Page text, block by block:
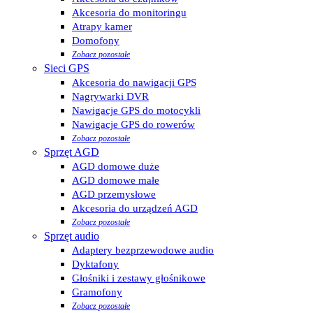
Akcesoria do monitoringu
Atrapy kamer
Domofony
Zobacz pozostałe
Sieci GPS
Akcesoria do nawigacji GPS
Nagrywarki DVR
Nawigacje GPS do motocykli
Nawigacje GPS do rowerów
Zobacz pozostałe
Sprzęt AGD
AGD domowe duże
AGD domowe małe
AGD przemysłowe
Akcesoria do urządzeń AGD
Zobacz pozostałe
Sprzęt audio
Adaptery bezprzewodowe audio
Dyktafony
Głośniki i zestawy głośnikowe
Gramofony
Zobacz pozostałe